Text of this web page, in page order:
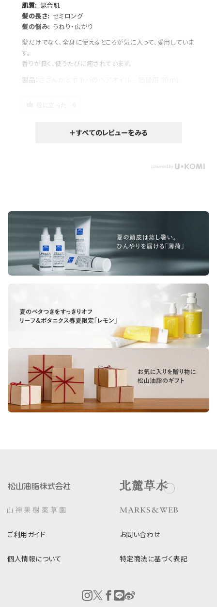
肌質: 混合肌
髪の長さ: セミロング
髪の悩み: うねり・広がり
髪だけでなく、全身に使えるところが気に入って、愛用していま
す。
香りが良く、使うたびに癒されています。
＋すべてのレビューをみる
ご利用ガイド お問い合わせ
個人情報について 特定商法に基づく表記